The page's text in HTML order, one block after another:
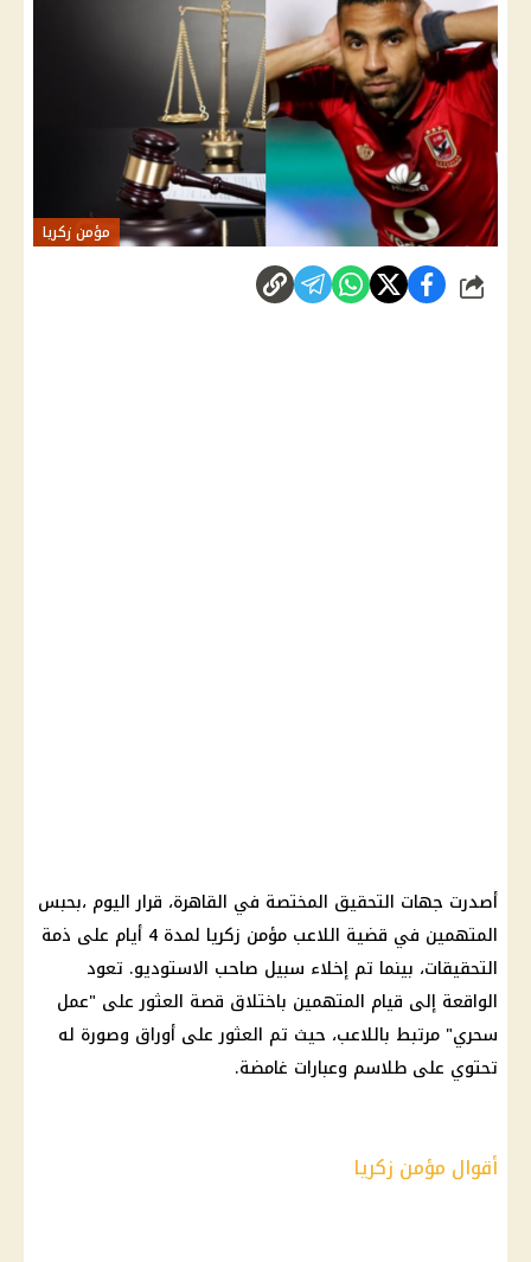
مؤمن زكريا
شارك
أصدرت جهات التحقيق المختصة في القاهرة، قرار اليوم ،بحبس
المتهمين في قضية اللاعب مؤمن زكريا لمدة 4 أيام على ذمة
التحقيقات، بينما تم إخلاء سبيل صاحب الاستوديو. تعود
الواقعة إلى قيام المتهمين باختلاق قصة العثور على "عمل
سحري" مرتبط باللاعب، حيث تم العثور على أوراق وصورة له
تحتوي على طلاسم وعبارات غامضة.
أقوال مؤمن زكريا